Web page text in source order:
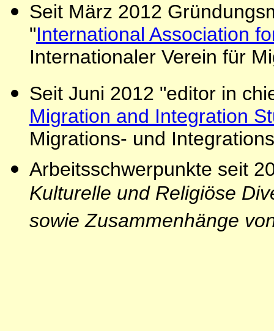
Seit März 2012
"International Association
Internationaler Verein für
Seit Juni 2012 "editor in
Migration and Integration
Migrations- und
Arbeitsschwerpunkte seit
Kulturelle und Religiöse
sowie Zusammenhänge